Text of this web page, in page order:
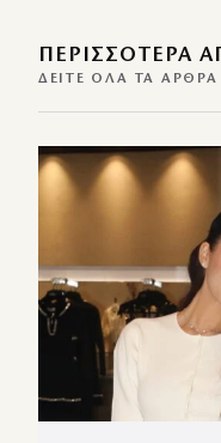
ΠΕΡΙΣΣΌΤΕΡΑ
ΔΕΊΤΕ ΌΛΑ ΤΑ